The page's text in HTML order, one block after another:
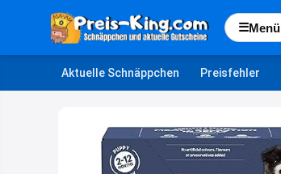
☰Menü
Aktuelle Schnäppchen Preisfehler